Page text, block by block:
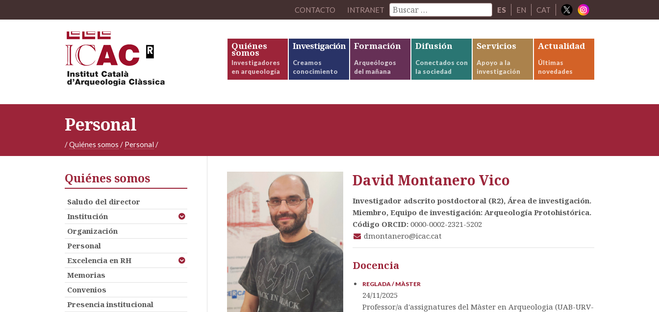
CONTACTO INTRANET ES EN CAT
Quiénes
somos
Investigadores
en arqueología
Investigación
Creamos
conocimiento
Formación
Arqueólogos
del mañana
Difusión
Conectados con
la sociedad
Servicios
Apoyo a la
investigación
Actualidad
Últimas
novedades
Personal
/Quiénes somos / Personal /
David Montanero Vico
Investigador adscrito postdoctoral (R2), Área de investigación.
Miembro, Equipo de investigación: Arqueología Protohistórica.
Código ORCID: 0000-0002-2321-5202
dmontanero@icac.cat
Docencia
REGLADA / MÀSTER
24/11/2025
Professor/a d'assignatures del Màster en Arqueologia (UAB-URV-
Quiénes somos
Saludo del director
Institución
Organización
Personal
Excelencia en RH
Memorias
Convenios
Presencia institucional